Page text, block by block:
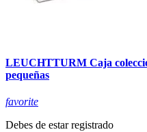
LEUCHTTURM Caja
pequeñas
favorite
Debes de estar registrado